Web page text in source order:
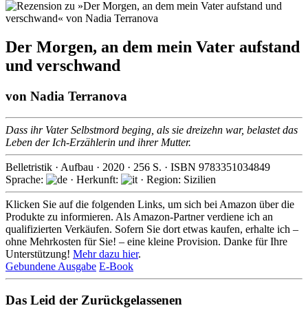
Der Morgen, an dem mein Vater aufstand
und verschwand
von Nadia Terranova
Dass ihr Vater Selbstmord beging, als sie dreizehn war, belastet das
Leben der Ich-Erzählerin und ihrer Mutter.
Belletristik · Aufbau · 2020 · 256 S. · ISBN 9783351034849
Sprache:
· Herkunft: · Region: Sizilien
Klicken Sie auf die folgenden Links, um sich bei Amazon über die
Produkte zu informieren. Als Amazon-Partner verdiene ich an
qualifizierten Verkäufen. Sofern Sie dort etwas kaufen, erhalte ich –
ohne Mehrkosten für Sie! – eine kleine Provision. Danke für Ihre
Unterstützung! Mehr dazu hier.
Gebundene Ausgabe E-Book
Das Leid der Zurückgelassenen